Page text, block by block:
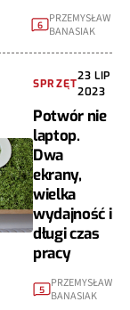
6
PRZEMYSŁAW
BANASIAK
SPRZĘT
23 LIP
2023
Potwór nie
laptop.
Dwa
ekrany,
wielka
wydajność i
długi czas
pracy
5
PRZEMYSŁAW
BANASIAK